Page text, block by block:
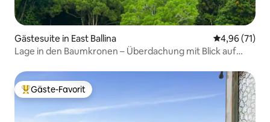
Gästesuite in East Ballina
4,96 (71)
Lage in den Baumkronen – Überdachung mit Blick auf
Beliebter Gäste-Favorit.
Gäste-Favorit